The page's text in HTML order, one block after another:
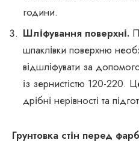
години.
Шліфування поверхні.
шпаклівки поверхню
відшліфувати за
із зернистістю 120-220.
дрібні нерівності та
Грунтовка стін перед